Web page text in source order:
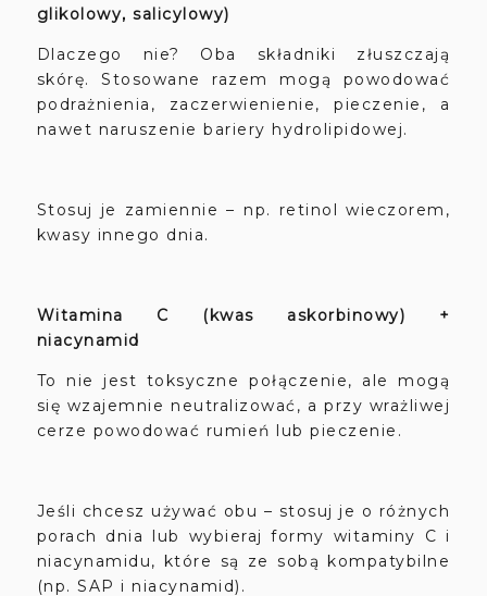
glikolowy, salicylowy)
Dlaczego nie? Oba składniki złuszczają
skórę. Stosowane razem mogą powodować
podrażnienia, zaczerwienienie, pieczenie, a
nawet naruszenie bariery hydrolipidowej.
Stosuj je zamiennie – np. retinol wieczorem,
kwasy innego dnia.
Witamina C (kwas askorbinowy) +
niacynamid
To nie jest toksyczne połączenie, ale mogą
się wzajemnie neutralizować, a przy wrażliwej
cerze powodować rumień lub pieczenie.
Jeśli chcesz używać obu – stosuj je o różnych
porach dnia lub wybieraj formy witaminy C i
niacynamidu, które są ze sobą kompatybilne
(np. SAP i niacynamid).